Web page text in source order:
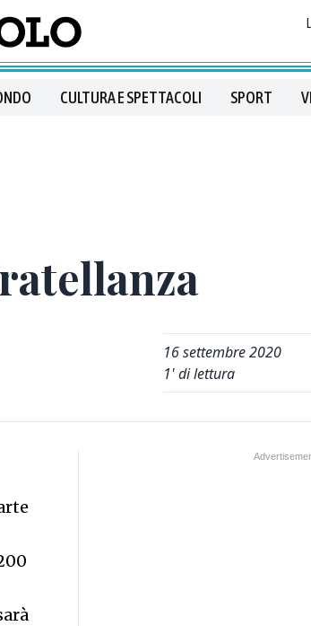
CULTURA E SPETTACOLI SPORT
16 settembre 2020
1' di lettura